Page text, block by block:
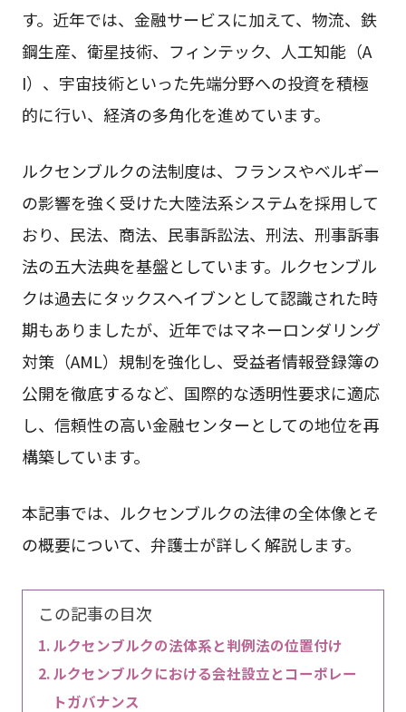
す。近年では、金融サービスに加えて、物流、鉄
鋼生産、衛星技術、フィンテック、人工知能（A
I）、宇宙技術といった先端分野への投資を積極
的に行い、経済の多角化を進めています。
ルクセンブルクの法制度は、フランスやベルギー
の影響を強く受けた大陸法系システムを採用して
おり、民法、商法、民事訴訟法、刑法、刑事訴事
法の五大法典を基盤としています。ルクセンブル
クは過去にタックスヘイブンとして認識された時
期もありましたが、近年ではマネーロンダリング
対策（AML）規制を強化し、受益者情報登録簿の
公開を徹底するなど、国際的な透明性要求に適応
し、信頼性の高い金融センターとしての地位を再
構築しています。
本記事では、ルクセンブルクの法律の全体像とそ
の概要について、弁護士が詳しく解説します。
この記事の目次
ルクセンブルクの法体系と判例法の位置付け
ルクセンブルクにおける会社設立とコーポレー
トガバナンス